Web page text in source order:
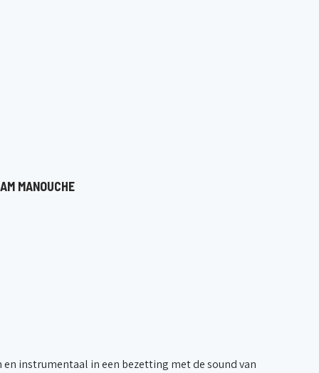
MANOUCHE
instrumentaal in een bezetting met de sound van